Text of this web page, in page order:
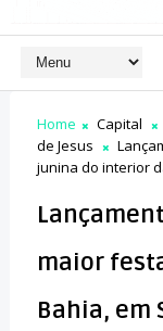
Home Capital
de Jesus
junina do interior
maior
Bahia, em